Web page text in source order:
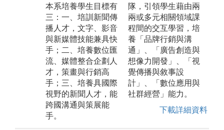
本系培養學生目標有
三：一、培訓新聞傳
播人才，文字、影音
與新媒體技能兼具快
手；二、培養數位匯
流、媒體整合企劃人
才，策畫與行銷高
手；三、培養具國際
視野的新聞人才，能
跨國溝通與策展能
手。
隊，引領學生藉由兩
兩或多元相關領域課
程間的交互學習，培
養「品牌行銷與溝
通」、「廣告創造與
想像力開發」、「視
覺傳播與敘事設
計」、「數位應用與
社群經營」能力。
下載詳細資料